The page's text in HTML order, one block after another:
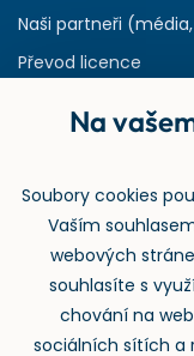
Naši partneři (média,
Převod licence
Rejstřík
Zpětný odběr
Na
Soubory cookies
Vaším
webových
souhlasíte s
chování na
sociálních sítích a